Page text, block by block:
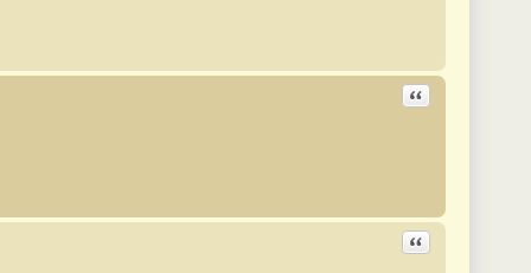
Ответить с
Ответить с